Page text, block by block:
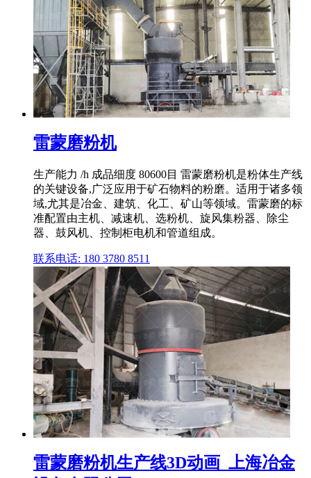
雷蒙磨粉机
生产能力 /h 成品细度 80600目 雷蒙磨粉机是粉体生产线
的关键设备,广泛应用于矿石物料的粉磨。适用于诸多领
域,尤其是冶金、建筑、化工、矿山等领域。雷蒙磨的标
准配置由主机、减速机、选粉机、旋风集粉器、除尘
器、鼓风机、控制柜电机和管道组成。
联系电话: 180 3780 8511
雷蒙磨粉机生产线3D动画_上海冶金